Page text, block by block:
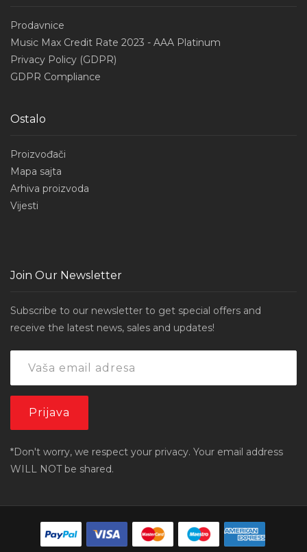
Prodavnice
Music Max Credit Rate 2023 - AAA Platinum
Privacy Policy (GDPR)
GDPR Compliance
Ostalo
Proizvođači
Mapa sajta
Arhiva proizvoda
Vijesti
Join Our Newsletter
Subscribe to our newsletter to get special offers and
receive the latest news, sales and updates!
*Don't worry, we respect your privacy. Your email address
WILL NOT be shared.